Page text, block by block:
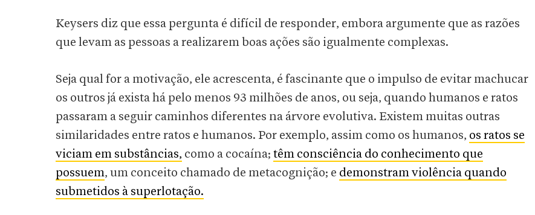
Keysers diz que essa pergunta é difícil de responder, embora argumente que as razões
que levam as pessoas a realizarem boas ações são igualmente complexas.
Seja qual for a motivação, ele acrescenta, é fascinante que o impulso de evitar machucar
os outros já exista há pelo menos 93 milhões de anos, ou seja, quando humanos e ratos
passaram a seguir caminhos diferentes na árvore evolutiva. Existem muitas outras
similaridades entre ratos e humanos. Por exemplo, assim como os humanos, os ratos se
viciam em substâncias, como a cocaína; têm consciência do conhecimento que
possuem, um conceito chamado de metacognição; e demonstram violência quando
submetidos à superlotação.